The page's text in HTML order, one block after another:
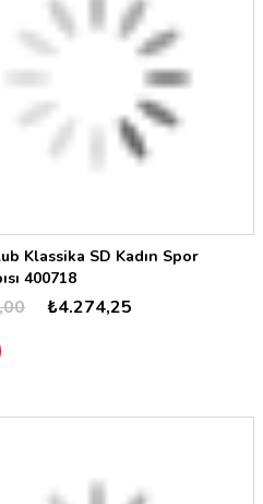
WSL
10011
01
04
03
TPE
Klassika SD Kadın Spor
400718
₺4.274,25